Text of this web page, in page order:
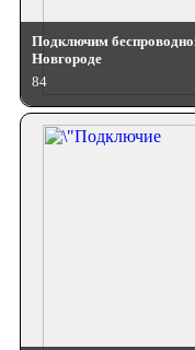
Подключим
Новгороде
84